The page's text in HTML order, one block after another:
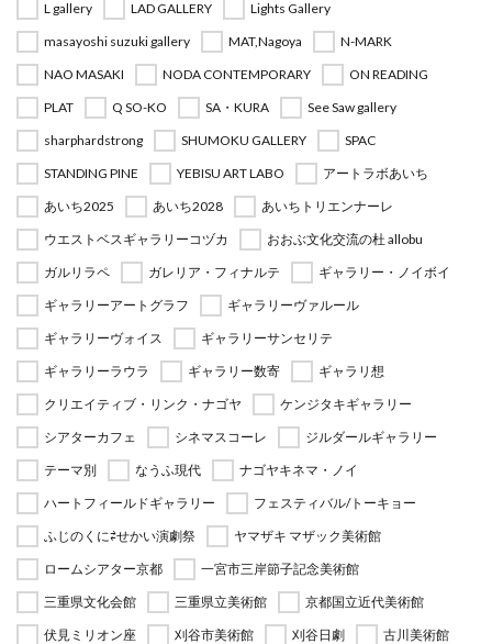
L gallery
LAD GALLERY
Lights Gallery
masayoshi suzuki gallery
MAT,Nagoya
N-MARK
NAO MASAKI
NODA CONTEMPORARY
ON READING
PLAT
Q SO-KO SA・KURA
See Saw gallery
sharphardstrong
SHUMOKU GALLERY
SPAC
STANDING PINE
YEBISU ART LABO
アートラボあいち
あいち2025
あいち2028
あいちトリエンナーレ
ウエストベスギャラリーコヅカ
おおぶ文化交流の杜 allobu
ガルリラペ
ガレリア・フィナルテ
ギャラリー・ノイボイ
ギャラリーアートグラフ
ギャラリーヴァルール
ギャラリーヴォイス
ギャラリーサンセリテ
ギャラリーラウラ
ギャラリー数寄
ギャラリ想
クリエイティブ・リンク・ナゴヤ
ケンジタキギャラリー
シアターカフェ
シネマスコーレ
ジルダールギャラリー
テーマ別
なうふ現代
ナゴヤキネマ・ノイ
ハートフィールドギャラリー
フェスティバル/トーキョー
ふじのくに⇄せかい演劇祭
ヤマザキ マザック美術館
ロームシアター京都
一宮市三岸節子記念美術館
三重県文化会館
三重県立美術館
京都国立近代美術館
伏見ミリオン座
刈谷市美術館 刈谷日劇
古川美術館